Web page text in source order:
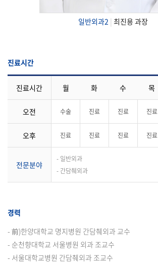
일반외과2 | 최진용 과장
진료시간
진료시간 월 화 수 목
오전 수술 진료 진료 진료
오후 진료 진료 진료 진료
전문분야
- 일반외과
- 간담췌외과
경력
- 前)한양대학교 명지병원 간담췌외과 교수
- 순천향대학교 서울병원 외과 조교수
- 서울대학교병원 간담췌외과 조교수